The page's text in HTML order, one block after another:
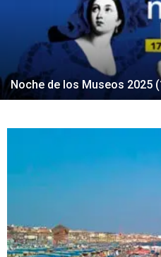
Noche de los Museos 2025